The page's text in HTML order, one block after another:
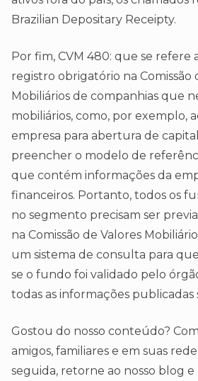
Brazilian Depositary Receipty.
Por fim, CVM 480: que se refere
registro obrigatório na Comissão
Mobiliários de companhias que
mobiliários, como, por exemplo,
empresa para abertura de
preencher o modelo de
que contém informações da
financeiros. Portanto, todos os
no segmento precisam ser
na Comissão de Valores
um sistema de consulta para que
se o fundo foi validado pelo
todas as informações publicadas
Gostou do nosso conteúdo?
amigos, familiares e em suas
seguida, retorne ao nosso blog e